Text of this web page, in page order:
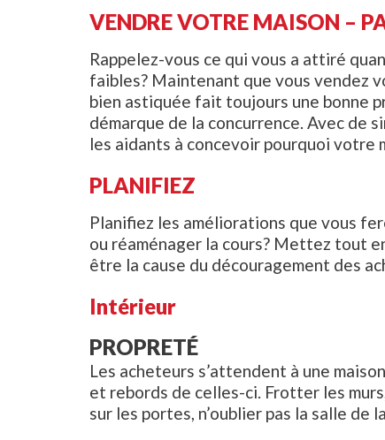
VENDRE VOTRE MAISON –
Rappelez-vous ce qui vous a attiré
faibles? Maintenant que vous vendez
bien astiquée fait toujours une bonne
démarque de la concurrence. Avec
les aidants à concevoir pourquoi votre
PLANIFIEZ
Planifiez les améliorations que vous
ou réaménager la cours? Mettez tout
être la cause du découragement des
Intérieur
PROPRETÉ
Les acheteurs s’attendent à une
et rebords de celles-ci. Frotter les
sur les portes, n’oublier pas la salle de